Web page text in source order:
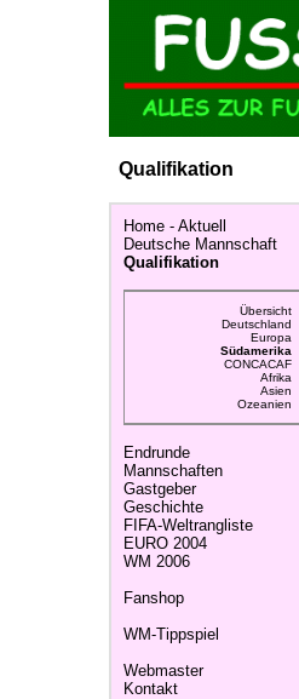
Qualifikation
Home - Aktuell
Deutsche Mannschaft
Qualifikation
Übersicht
Deutschland
Europa
Südamerika
CONCACAF
Afrika
Asien
Ozeanien
Endrunde
Mannschaften
Gastgeber
Geschichte
FIFA-Weltrangliste
EURO 2004
WM 2006
Fanshop
WM-Tippspiel
Webmaster
Kontakt